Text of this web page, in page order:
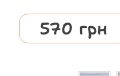
570 грн